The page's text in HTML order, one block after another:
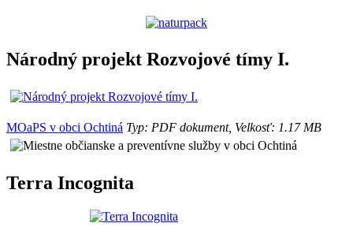
Národný projekt Rozvojové tímy I.
MOaPS v obci Ochtiná Typ: PDF dokument, Velkosť: 1.17 MB
Terra Incognita